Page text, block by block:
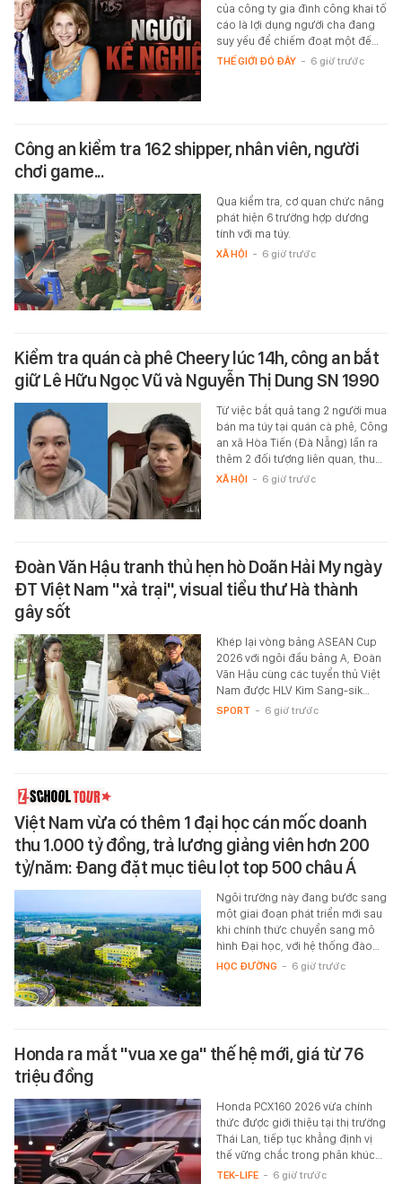
của công ty gia đình công khai tố
cáo là lợi dụng người cha đang
suy yếu để chiếm đoạt một đế…
THẾ GIỚI ĐÓ ĐÂY - 6 giờ trước
Công an kiểm tra 162 shipper, nhân viên, người
chơi game...
Qua kiểm tra, cơ quan chức năng
phát hiện 6 trường hợp dương
tính với ma túy.
XÃ HỘI - 6 giờ trước
Kiểm tra quán cà phê Cheery lúc 14h, công an bắt
giữ Lê Hữu Ngọc Vũ và Nguyễn Thị Dung SN 1990
Từ việc bắt quả tang 2 người mua
bán ma túy tại quán cà phê, Công
an xã Hòa Tiến (Đà Nẵng) lần ra
thêm 2 đối tượng liên quan, thu…
XÃ HỘI - 6 giờ trước
Đoàn Văn Hậu tranh thủ hẹn hò Doãn Hải My ngày
ĐT Việt Nam "xả trại", visual tiểu thư Hà thành
gây sốt
Khép lại vòng bảng ASEAN Cup
2026 với ngôi đầu bảng A, Đoàn
Văn Hậu cùng các tuyển thủ Việt
Nam được HLV Kim Sang-sik…
SPORT - 6 giờ trước
Việt Nam vừa có thêm 1 đại học cán mốc doanh
thu 1.000 tỷ đồng, trả lương giảng viên hơn 200
tỷ/năm: Đang đặt mục tiêu lọt top 500 châu Á
Ngôi trường này đang bước sang
một giai đoạn phát triển mới sau
khi chính thức chuyển sang mô
hình Đại học, với hệ thống đào…
HỌC ĐƯỜNG - 6 giờ trước
Honda ra mắt "vua xe ga" thế hệ mới, giá từ 76
triệu đồng
Honda PCX160 2026 vừa chính
thức được giới thiệu tại thị trường
Thái Lan, tiếp tục khẳng định vị
thế vững chắc trong phân khúc…
TEK-LIFE - 6 giờ trước